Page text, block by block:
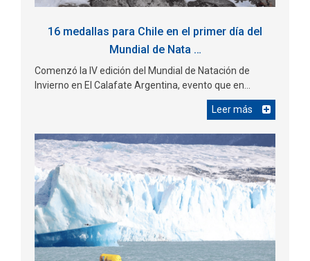
16 medallas para Chile en el primer día del
Mundial de Nata …
Comenzó la IV edición del Mundial de Natación de
Invierno en El Calafate Argentina, evento que en...
Leer más